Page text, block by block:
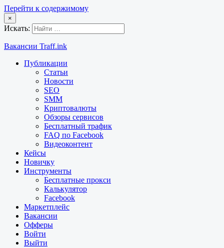
Перейти к содержимому
×
Искать:
Вакансии Traff.ink
Публикации
Статьи
Новости
SEO
SMM
Криптовалюты
Обзоры сервисов
Бесплатный трафик
FAQ по Facebook
Видеоконтент
Кейсы
Новичку
Инструменты
Бесплатные прокси
Калькулятор
Facebook
Маркетплейс
Вакансии
Офферы
Войти
Выйти